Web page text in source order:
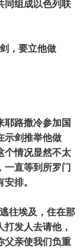
同组成以色列联
，要立他做
耶路撒冷参加国
示剑推举他做
个情况显然不太
一直等到所罗门
排。
往埃及，住在那
发人去请他，
父亲使我们负重